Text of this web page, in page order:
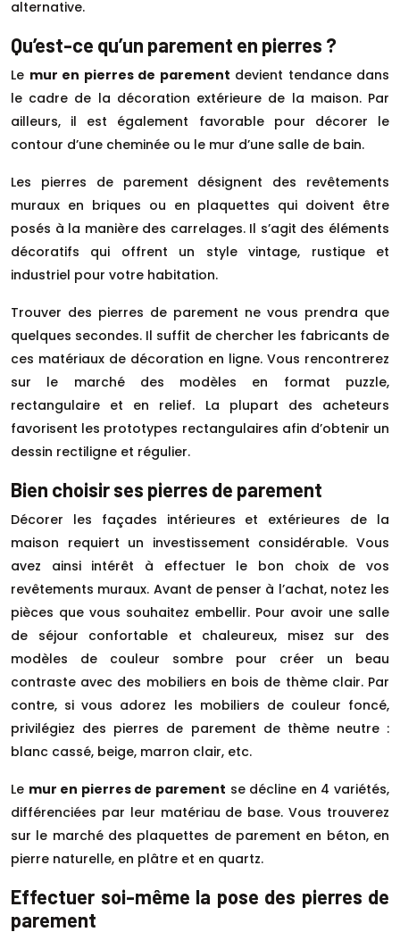
alternative.
Qu’est-ce qu’un parement en pierres ?
Le mur en pierres de parement devient tendance dans
le cadre de la décoration extérieure de la maison. Par
ailleurs, il est également favorable pour décorer le
contour d’une cheminée ou le mur d’une salle de bain.
Les pierres de parement désignent des revêtements
muraux en briques ou en plaquettes qui doivent être
posés à la manière des carrelages. Il s’agit des éléments
décoratifs qui offrent un style vintage, rustique et
industriel pour votre habitation.
Trouver des pierres de parement ne vous prendra que
quelques secondes. Il suffit de chercher les fabricants de
ces matériaux de décoration en ligne. Vous rencontrerez
sur le marché des modèles en format puzzle,
rectangulaire et en relief. La plupart des acheteurs
favorisent les prototypes rectangulaires afin d’obtenir un
dessin rectiligne et régulier.
Bien choisir ses pierres de parement
Décorer les façades intérieures et extérieures de la
maison requiert un investissement considérable. Vous
avez ainsi intérêt à effectuer le bon choix de vos
revêtements muraux. Avant de penser à l’achat, notez les
pièces que vous souhaitez embellir. Pour avoir une salle
de séjour confortable et chaleureux, misez sur des
modèles de couleur sombre pour créer un beau
contraste avec des mobiliers en bois de thème clair. Par
contre, si vous adorez les mobiliers de couleur foncé,
privilégiez des pierres de parement de thème neutre :
blanc cassé, beige, marron clair, etc.
Le mur en pierres de parement se décline en 4 variétés,
différenciées par leur matériau de base. Vous trouverez
sur le marché des plaquettes de parement en béton, en
pierre naturelle, en plâtre et en quartz.
Effectuer soi-même la pose des pierres de
parement